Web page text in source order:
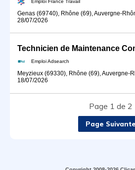
Genas (69740), Rhône (69), Auvergne-
28/07/2026
Technicien de Maintenance
Emploi Adsearch
Meyzieux (69330), Rhône (69), Auvergne-
18/07/2026
Page 1 de 2
Page Suivante